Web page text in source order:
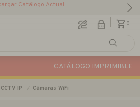
Catálogo Actual
0
CATÁLOGO IMPRIMIBLE
CCTV IP Cámaras WiFi